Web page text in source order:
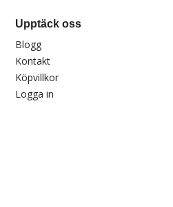
Upptäck oss
Blogg
Kontakt
Köpvillkor
Logga in